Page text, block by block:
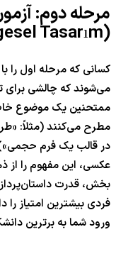
مرحله دوم:
(İmgesel Tasarım)
کسانی که مرحله اول را
می‌شوند که چالشی برای
ممتحنین یک موضوع
مطرح می‌کنند (مثلاً:
در قالب یک فرم
عکسی، این مفهوم را از
بخش، قدرت
فردی بیشترین امتیاز
ورود شما به برترین